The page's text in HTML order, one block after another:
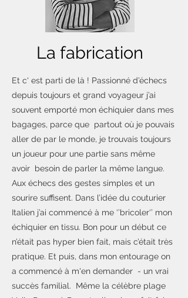
La fabrication
Et c' est parti de là ! Passionné d’échecs
depuis toujours et grand voyageur j’ai
souvent emporté mon échiquier dans mes
bagages, parce que partout où je pouvais
aller de par le monde, je trouvais toujours
un joueur pour une partie sans même
avoir besoin de parler la même langue.
Aux échecs des gestes simples et un
sourire suffisent. Dans l’idée du couturier
Italien j’ai commencé à me ‘’bricoler‘’ mon
échiquier en tissu. Bon pour un début ce
n’était pas hyper bien fait, mais c’était très
pratique. Et puis, dans mon entourage on
a commencé à m'en demander - un vrai
succès familial. Même la célèbre plage